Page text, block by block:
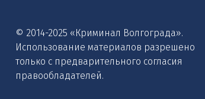
© 2014-2025 «Криминал Волгограда».
Использование материалов разрешено
только с предварительного согласия
правообладателей.